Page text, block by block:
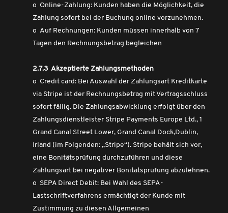
o Online-Zahlung: Kunden haben die Möglichkeit, die
Zahlung sofort bei der Buchung online vorzunehmen.
o Auf Rechnungen: Kunden müssen innerhalb von 7
Tagen den Rechnungsbetrag begleichen
2.7.3 Akzeptierte Zahlungsmethoden
o Credit card: Bei Auswahl der Zahlungsart Kreditkarte
via Stripe ist der Rechnungsbetrag mit Vertragsschluss
sofort fällig. Die Zahlungsabwicklung erfolgt über den
Zahlungsdienstleister Stripe Payments Europe Ltd., 1
Grand Canal Street Lower, Grand Canal Dock,Dublin,
Irland (im Folgenden: „Stripe“). Stripe behält sich vor,
eine Bonitätsprüfung durchzuführen und diese
Zahlungsart bei negativer Bonitätsprüfung abzulehnen.
o SEPA Direct Debit: Bei Wahl des SEPA-
Lastschriftverfahrens ermächtigt der Kunde mit
Zustimmung zu diesen Allgemeinen